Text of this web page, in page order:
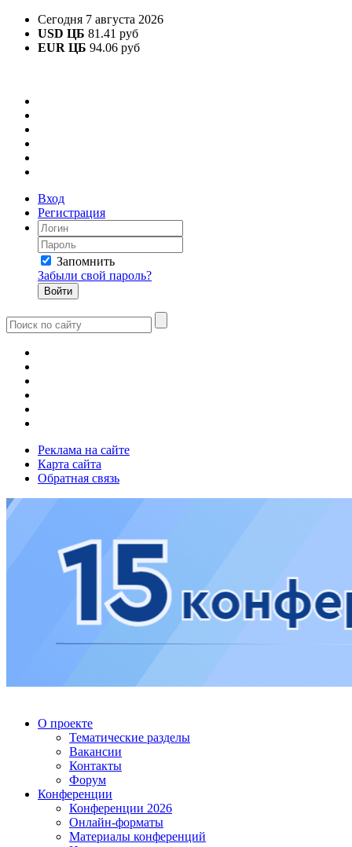
Сегодня 7 августа 2026
USD ЦБ 81.41 руб
EUR ЦБ 94.06 руб
Вход
Регистрация
Запомнить
Забыли свой пароль?
Реклама на сайте
Карта сайта
Обратная связь
О проекте
Тематические разделы
Вакансии
Контакты
Форум
Конференции
Конференции 2026
Онлайн-форматы
Материалы конференций